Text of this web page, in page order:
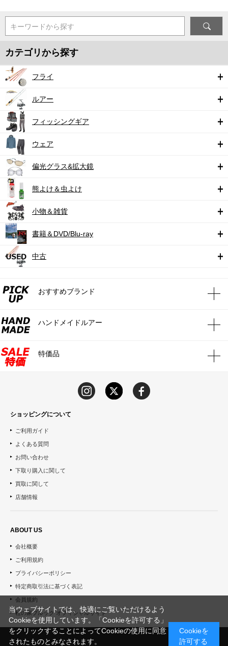
キーワードから探す
カテゴリから探す
フライ
ルアー
フィッシングギア
ウェア
偏光グラス&拡大鏡
熊よけ＆虫よけ
小物＆雑貨
書籍＆DVD/Blu-ray
中古
おすすめブランド
ハンドメイドルアー
特価品
ショッピングについて
ご利用ガイド
よくある質問
お問い合わせ
下取り購入に関して
買取に関して
店舗情報
ABOUT US
会社概要
ご利用規約
プライバシーポリシー
特定商取引法に基づく表記
会員規約
杜の家ブルック オフィシャルサイト
当ウェブサイトでは、快適にご覧いただけるよう
Cookieを使用しています。「Cookieを許可する」
をクリックすることによってCookieの使用に同意
されたものとみなされます。
Cookieを
許可する